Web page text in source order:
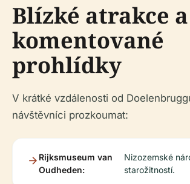
Blízké atrakce a
komentované
prohlídky
V krátké vzdálenosti od
návštěvníci prozkoumat:
Rijksmuseum van
Oudheden:
Nizozemské
starožitností.